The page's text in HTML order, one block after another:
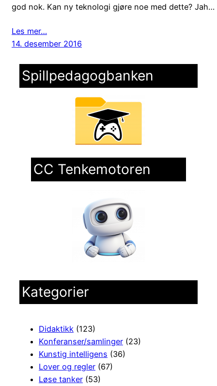
god nok. Kan ny teknologi gjøre noe med dette? Jah…
Les mer…
14. desember 2016
Spillpedagogbanken
CC Tenkemotoren
Kategorier
Didaktikk (123)
Konferanser/samlinger (23)
Kunstig intelligens (36)
Lover og regler (67)
Løse tanker (53)